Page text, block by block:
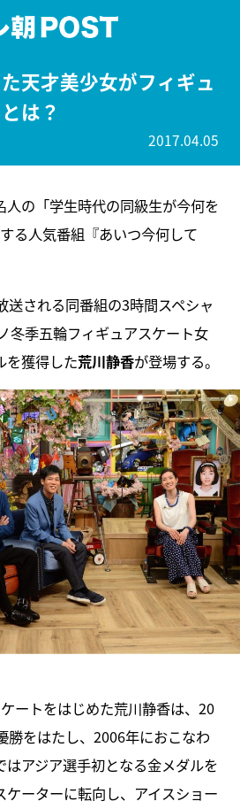
天才美少女がフィギュ
は？
2017.04.05
人の「学生時代の同級生が今何を
る人気番組『あいつ今何して
される同番組の3時間スペシャ
冬季五輪フィギュアスケート女
を獲得した荒川静香が登場する。
ートをはじめた荒川静香は、20
勝をはたし、2006年におこなわ
はアジア選手初となる金メダルを
ーターに転向し、アイスショー